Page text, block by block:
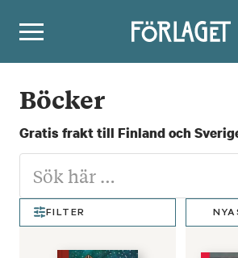
Böcker
Gratis frakt till Finland och
FILTER